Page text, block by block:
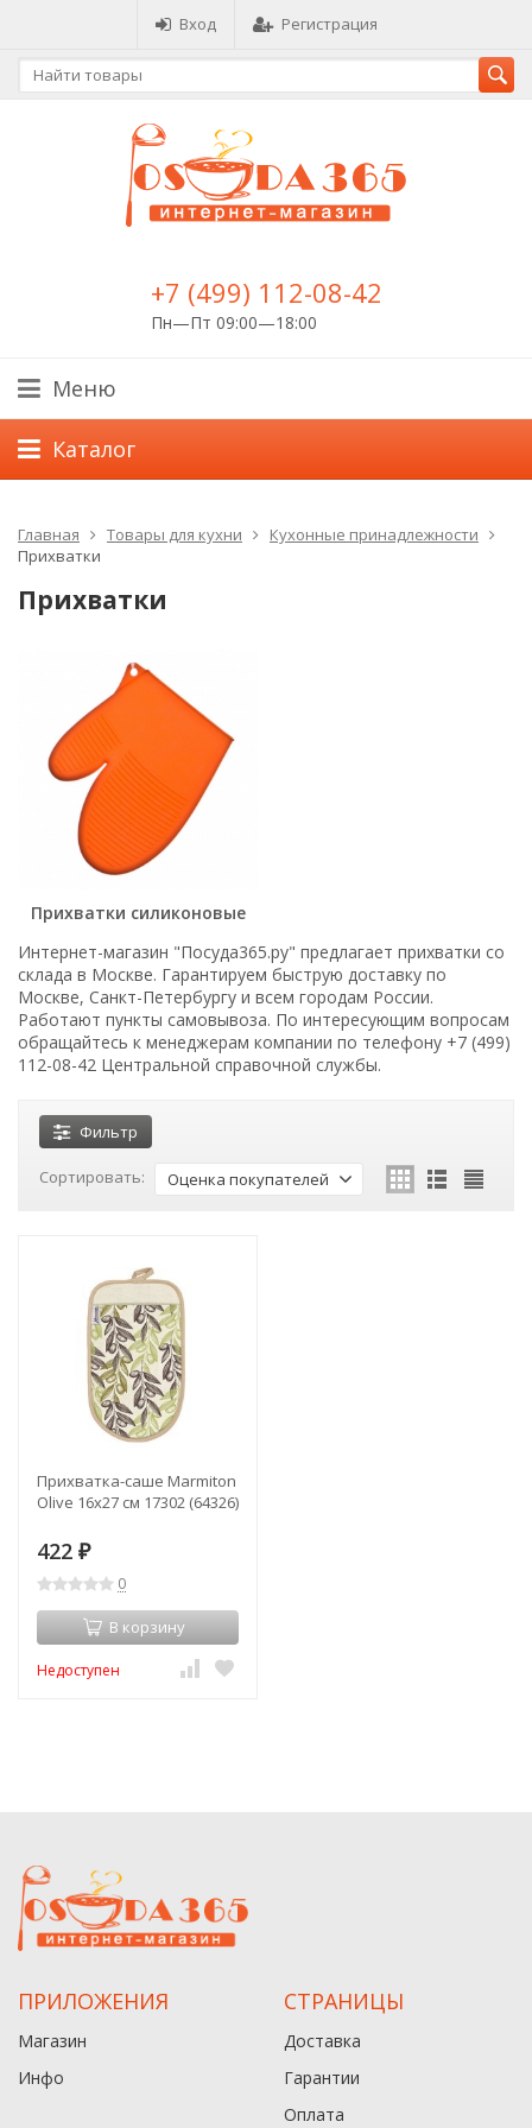
Вход Регистрация
+7 (499) 112-08-42
Пн—Пт 09:00—18:00
Меню
Каталог
Главная Товары для кухни
Кухонные принадлежности
Прихватки
Прихватки
Прихватки силиконовые
Интернет-магазин "Посуда365.ру" предлагает прихватки со
склада в Москве. Гарантируем быструю доставку по
Москве, Санкт-Петербургу и всем городам России.
Работают пункты самовывоза. По интересующим вопросам
обращайтесь к менеджерам компании по телефону +7 (499)
112-08-42 Центральной справочной службы.
Фильтр
Сортировать: Оценка покупателей
Прихватка-cаше Marmiton
Olive 16х27 см 17302 (64326)
422 ₽
0
В корзину
Недоступен
ПРИЛОЖЕНИЯ
Магазин
Инфо
СТРАНИЦЫ
Доставка
Гарантии
Оплата